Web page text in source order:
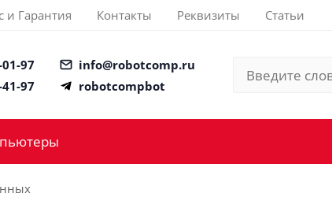
и Гарантия Контакты Реквизиты Статьи
97
97
info@robotcomp.ru
robotcompbot